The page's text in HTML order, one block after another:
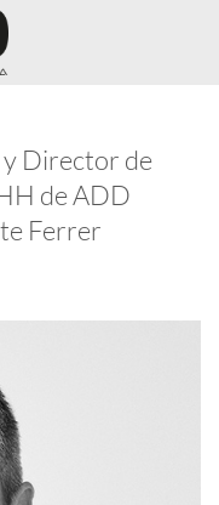
y Director de
de ADD
Ferrer